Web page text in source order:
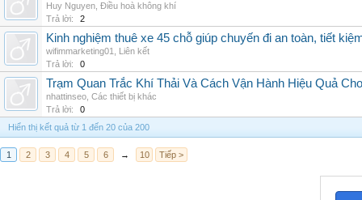
Huy Nguyen Điều hoà không khí
Trả lời:
2
Kinh nghiệm thuê xe 45 chỗ giúp chuyến đi an toàn, tiết
wifimmarketing01
Liên kết
Trả lời:
0
Trạm Quan Trắc Khí Thải Và Cách Vận Hành Hiệu Quả
nhattinseo Các thiết bị khác
Trả lời:
0
Hiển thị kết quả từ 1 đến 20 của 200
1 2 3 4 5 6 → 10 Tiếp >